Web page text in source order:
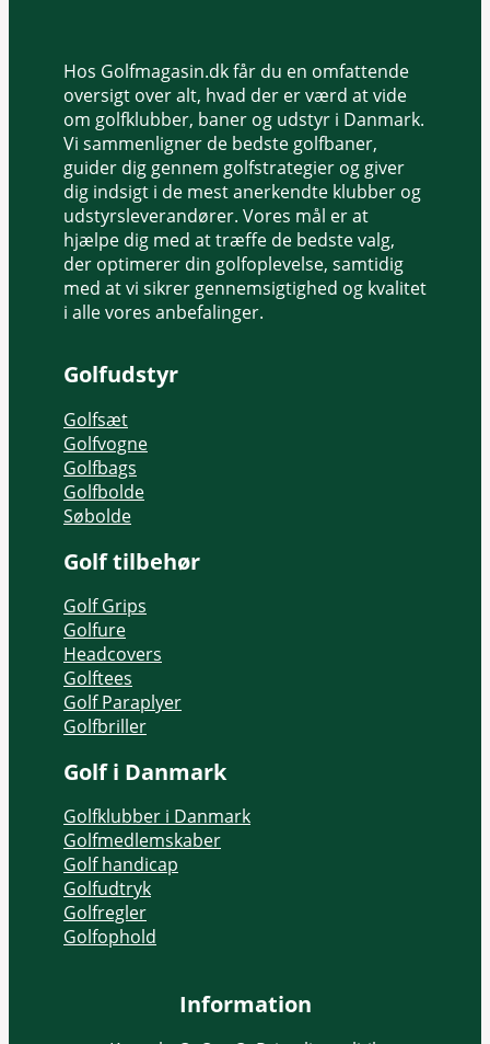
Hos Golfmagasin.dk får du en omfattende
oversigt over alt, hvad der er værd at vide
om golfklubber, baner og udstyr i Danmark.
Vi sammenligner de bedste golfbaner,
guider dig gennem golfstrategier og giver
dig indsigt i de mest anerkendte klubber og
udstyrsleverandører. Vores mål er at
hjælpe dig med at træffe de bedste valg,
der optimerer din golfoplevelse, samtidig
med at vi sikrer gennemsigtighed og kvalitet
i alle vores anbefalinger.
Golfudstyr
Golfsæt
Golfvogne
Golfbags
Golfbolde
Søbolde
Golf tilbehør
Golf Grips
Golfure
Headcovers
Golftees
Golf Paraplyer
Golfbriller
Golf i Danmark
Golfklubber i Danmark
Golfmedlemskaber
Golf handicap
Golfudtryk
Golfregler
Golfophold
Information